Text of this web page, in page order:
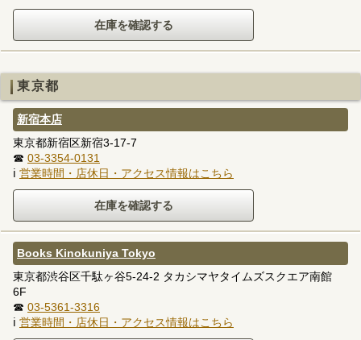
東京都
新宿本店
東京都新宿区新宿3-17-7
☎ 03-3354-0131
ℹ 営業時間・店休日・アクセス情報はこちら
Books Kinokuniya Tokyo
東京都渋谷区千駄ヶ谷5-24-2 タカシマヤタイムズスクエア南館
6F
☎ 03-5361-3316
ℹ 営業時間・店休日・アクセス情報はこちら